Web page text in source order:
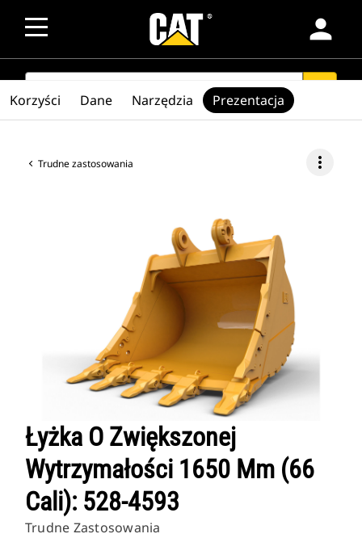
person
SEARCH
Trudne zastosowania more_vert
Łyżka O Zwiększonej
Wytrzymałości 1650 Mm (66
Cali): 528-4593
Trudne Zastosowania
Korzyści Dane Narzędzia Prezentacja